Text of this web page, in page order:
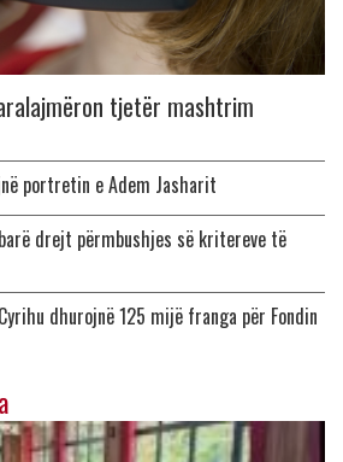
tjetër mashtrim
portretin e Adem Jasharit
drejt përmbushjes së kritereve të
dhurojnë 125 mijë franga për Fondin